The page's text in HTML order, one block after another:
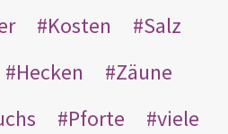
Kosten
Salz
Hecken
Zäune
Pforte
viele